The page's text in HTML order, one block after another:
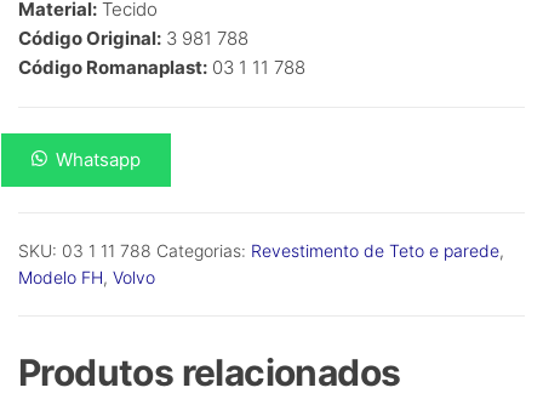
Material: Tecido
Código Original: 3 981 788
Código Romanaplast: 03 1 11 788
Lateral
Lado
-
Baixo/Alto
Modelo
Whatsapp
SKU: 03 1 11 788 Categorias: Revestimento de Teto e parede,
Modelo FH, Volvo
Produtos relacionados